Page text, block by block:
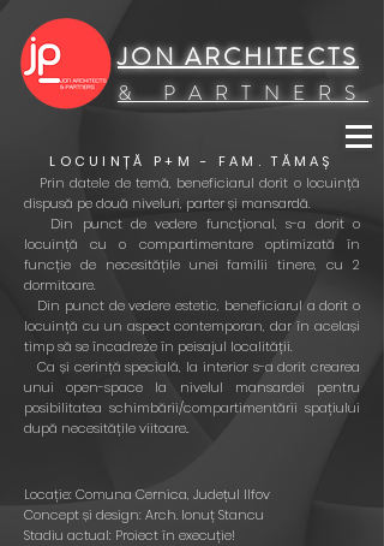
JON ARCHITECTS
& PARTNERS
Locație: Comuna Cernica, Județul Ilfov
Concept și design: Arch. Ionuț Stancu
Stadiu actual: Proiect în execuție!
LOCUINȚĂ P+M - FAM. TĂMAȘ
Prin datele de temă, beneficiarul dorit o locuință
dispusă pe două niveluri, parter și mansardă.
Din punct de vedere funcțional, s-a dorit o
locuință cu o compartimentare optimizată în
funcție de necesitățile unei familii tinere, cu 2
dormitoare.
Din punct de vedere estetic, beneficiarul a dorit o
locuință cu un aspect contemporan, dar în același
timp să se încadreze în peisajul localității.
Ca și cerință specială, la interior s-a dorit crearea
unui open-space la nivelul mansardei pentru
posibilitatea schimbării/compartimentării spațiului
după necesitățile viitoare..